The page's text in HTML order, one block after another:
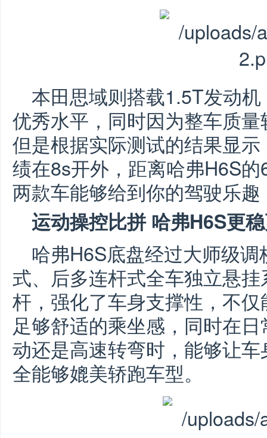
本田思域则搭载1.5T发动
优秀水平，同时因为整车质
但是根据实际测试的结果显
绩在8s开外，距离哈弗H6S
两款车能够给到你的驾驶乐
运动操控比拼 哈弗H6S更
哈弗H6S底盘经过大师级
式、后多连杆式全车独立悬
杆，强化了车身支撑性，不
足够舒适的乘坐感，同时在
动还是高速转弯时，能够让
全能够媲美轿跑车型。